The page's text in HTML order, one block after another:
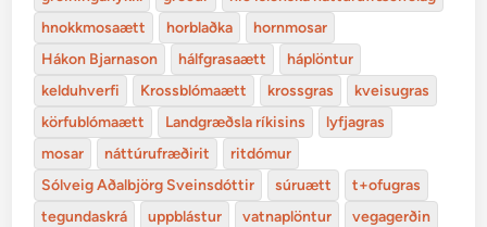
hnokkmosaætt
horblaðka
hornmosar
Hákon Bjarnason
hálfgrasaætt
háplöntur
kelduhverfi
Krossblómaætt krossgras
kveisugras
körfublómaætt
Landgræðsla ríkisins
lyfjagras
mosar
náttúrufræðirit
ritdómur
Sólveig Aðalbjörg Sveinsdóttir
súruætt
t+ofugras
tegundaskrá
uppblástur vatnaplöntur
vegagerðin